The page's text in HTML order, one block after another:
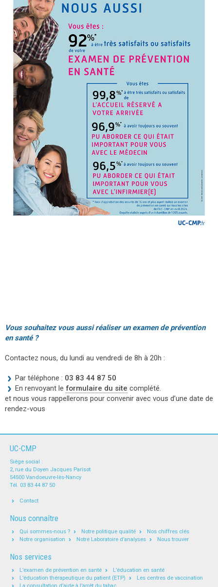
Vous souhaitez vous aussi réaliser un examen de prévention
en santé ?
Contactez nous, du lundi au vendredi de 8h à 20h :
Par téléphone : 03 83 44 87 50
En renvoyant le formulaire du site complété.
et nous vous rappellerons pour convenir avec vous d’une date de
rendez-vous
UC-CMP
Siège social :
2, rue du Doyen Jacques Parisot
54500 Vandoeuvre-lès-Nancy
Tél. 03 83 44 87 50
Contact
Nous connaître
Qui sommes-nous ? Notre politique qualité
Nos chiffres clés
Notre organisation
Notre Laboratoire d’analyses Nous trouver
Nos services
L’examen de prévention en santé
L’éducation en santé
L’éducation thérapeutique du patient (ETP)
Les centres de vaccination
La consultation d’aide à l’arrêt du tabac